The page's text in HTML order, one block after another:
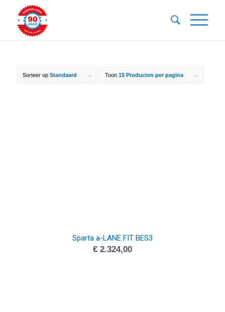
Sorteer op Standaard Toon 15 Producten per pagina
Sparta a-LANE FIT BES3
€2.324,00